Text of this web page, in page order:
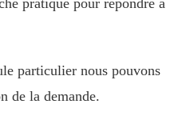
particulier nous pouvons
de la demande.